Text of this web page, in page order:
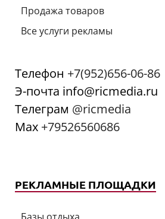
Продажа товаров
Все услуги рекламы
Телефон +7(952)656-06-86
Э-почта info@ricmedia.ru
Телеграм @ricmedia
Мах +79526560686
РЕКЛАМНЫЕ ПЛОЩАДКИ